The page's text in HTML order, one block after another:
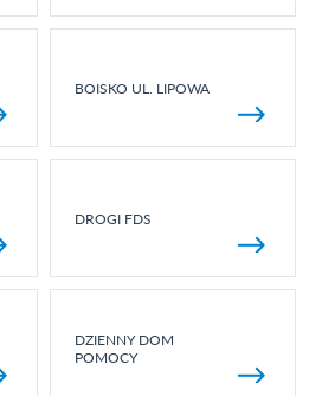
BOISKO UL. LIPOWA
DROGI FDS
DZIENNY DOM
POMOCY